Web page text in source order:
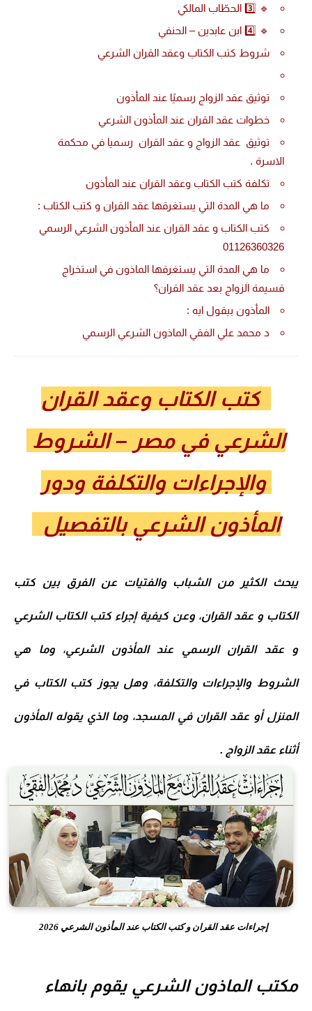
🔹 3️⃣ الحطّاب المالكي
🔹 4️⃣ ابن عابدين – الحنفي
شروط كتب الكتاب وعقد القران الشرعي
توثيق عقد الزواج رسميًا عند المأذون
خطوات عقد القران عند المأذون الشرعي
توثيق عقد الزواج و عقد القران رسميا في محكمة
الاسرة .
تكلفة كتب الكتاب وعقد القران عند المأذون
ما هي المدة التي يستغرقها عقد القران و كتب الكتاب :
كتب الكتاب و عقد القران عند المأذون الشرعي الرسمي
01126360326
ما هي المدة التي يستغرقها الماذون في استخراج
قسيمة الزواج بعد عقد القران؟
المأذون بيقول ايه :
د محمد علي الفقي الماذون الشرعي الرسمي
كتب الكتاب وعقد القران
الشرعي في مصر – الشروط
والإجراءات والتكلفة ودور
المأذون الشرعي بالتفصيل
يبحث الكثير من الشباب والفتيات عن الفرق بين كتب
الكتاب و عقد القران، وعن كيفية إجراء كتب الكتاب الشرعي
و عقد القران الرسمي عند المأذون الشرعي، وما هي
الشروط والإجراءات والتكلفة، وهل يجوز كتب الكتاب في
المنزل أو عقد القران في المسجد، وما الذي يقوله المأذون
أثناء عقد الزواج .
إجراءات عقد القران و كتب الكتاب عند المأذون الشرعي 2026
مكتب الماذون الشرعي يقوم بانهاء